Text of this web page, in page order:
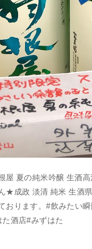
屋 夏の純米吟醸 生酒
★成政 淡清 純米 生酒
おります。#飲みたい
酒店#みずはた